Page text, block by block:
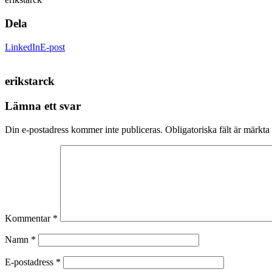
Dela
LinkedInE-post
erikstarck
Lämna ett svar
Din e-postadress kommer inte publiceras. Obligatoriska fält är märkta
Kommentar *
Namn *
E-postadress *